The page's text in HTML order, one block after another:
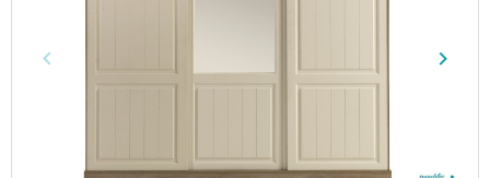
Vorige
keyboard_arrow_left keyboard_arrow_right